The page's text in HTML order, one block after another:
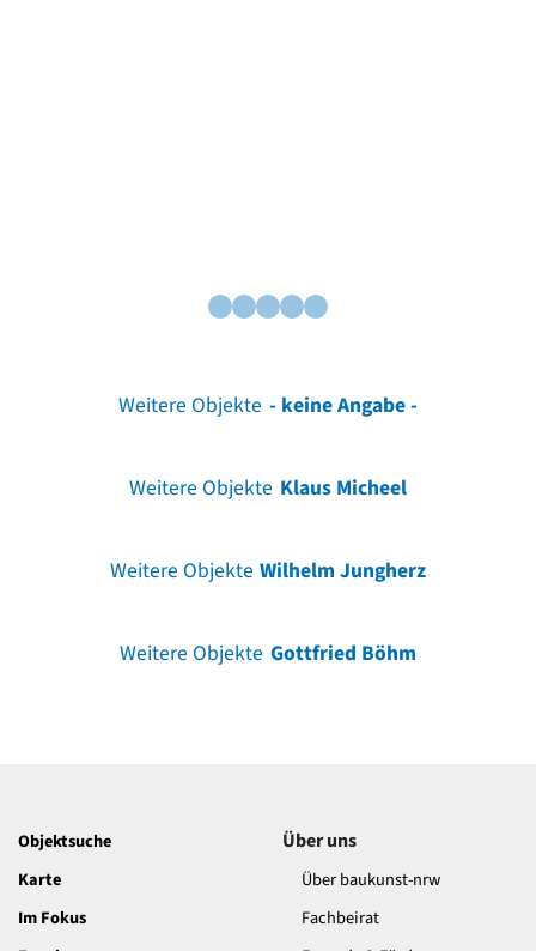
Weitere Objekte - keine Angabe -
Weitere Objekte Klaus Micheel
Weitere Objekte Wilhelm Jungherz
Weitere Objekte Gottfried Böhm
Objektsuche
Karte
Im Fokus
Über uns
Über baukunst-nrw
Fachbeirat